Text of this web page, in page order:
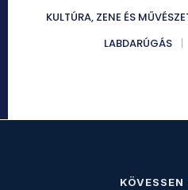
KULTÚRA, ZENE ÉS
LABDARÚGÁS